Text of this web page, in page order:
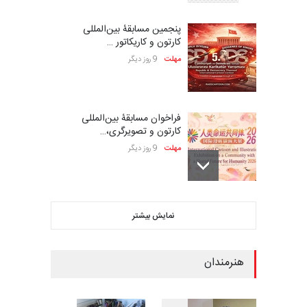
پنجمین مسابقۀ بین‌المللی
کارتون و کاریکاتور …
مهلت 9 روز دیگر
فراخوان مسابقۀ بین‌المللی
کارتون و تصویرگری،…
مهلت 9 روز دیگر
ششمین جشنواره بین‌المللی
کاریکاتور CIK Damad…
بیست و هشتمین مسابقه
نمایش بیشتر
هنرمندان